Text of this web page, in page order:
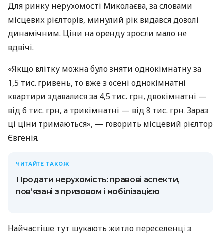
Для ринку нерухомості Миколаєва, за словами
місцевих рієлторів, минулий рік видався доволі
динамічним. Ціни на оренду зросли мало не
вдвічі.
«Якщо влітку можна було зняти однокімнатну за
1,5 тис. гривень, то вже з осені однокімнатні
квартири здавалися за 4,5 тис. грн, двокімнатні —
від 6 тис. грн, а трикімнатні — від 8 тис. грн. Зараз
ці ціни тримаються», — говорить місцевий рієлтор
Євгенія.
ЧИТАЙТЕ ТАКОЖ
Продати нерухомість: правові аспекти,
пов’язані з призовом і мобілізацією
Найчастіше тут шукають житло переселенці з